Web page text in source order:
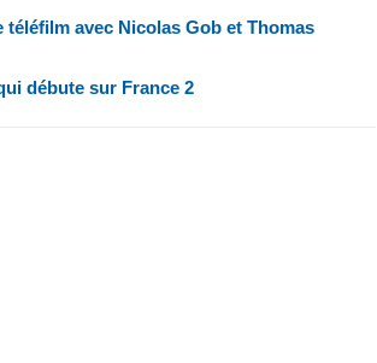
avec Nicolas Gob et Thomas
débute sur France 2